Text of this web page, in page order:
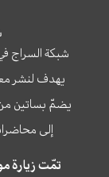
شبكة السراج
يهدف لنشر
يضمّ بساتين
إلى